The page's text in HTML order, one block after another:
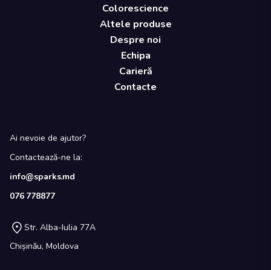
Colorescience
Altele produse
Despre noi
Echipa
Carieră
Contacte
Ai nevoie de ajutor?
Contactează-ne la:
info@sparks.md
076 778877
Str. Alba-Iulia 77A
Chișinău, Moldova